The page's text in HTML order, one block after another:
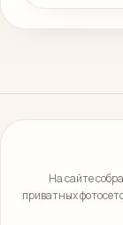
На сайте
приватных